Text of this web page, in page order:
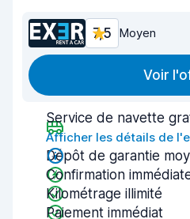
7,5 Moyen
Voir
Service de navette
Afficher les détails de
Dépôt de garantie
Confirmation
Kilométrage illimité
Paiement immédiat